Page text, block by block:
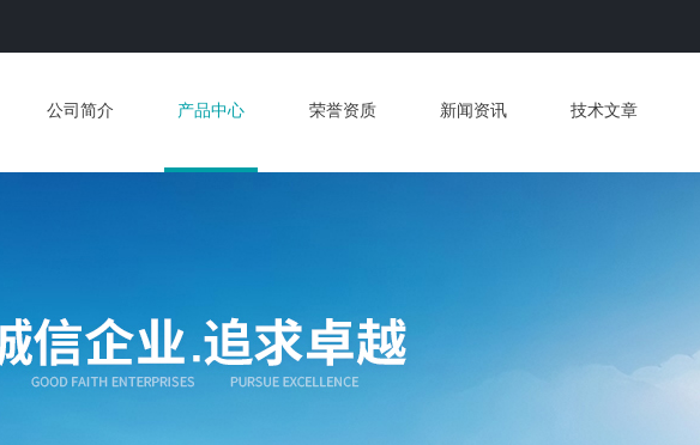
公司简介 产品中心 荣誉资质 新闻资讯 技术文章